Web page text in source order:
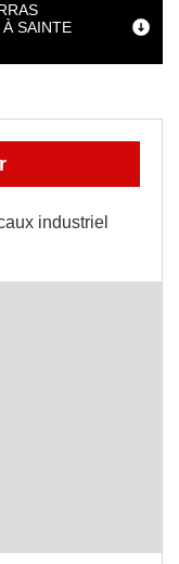
SAINTE
industriel